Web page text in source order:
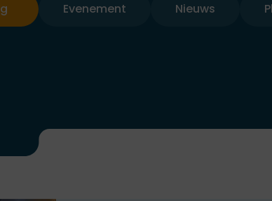
Evenement Nieuws